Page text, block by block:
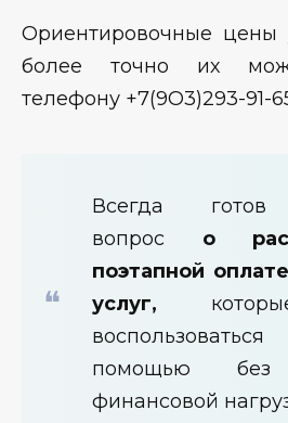
Ориентировочные цены
более точно их
телефону +7(9О3)293-91-
Всегда готов
вопрос о
поэтапной
услуг,
помощью без
финансовой